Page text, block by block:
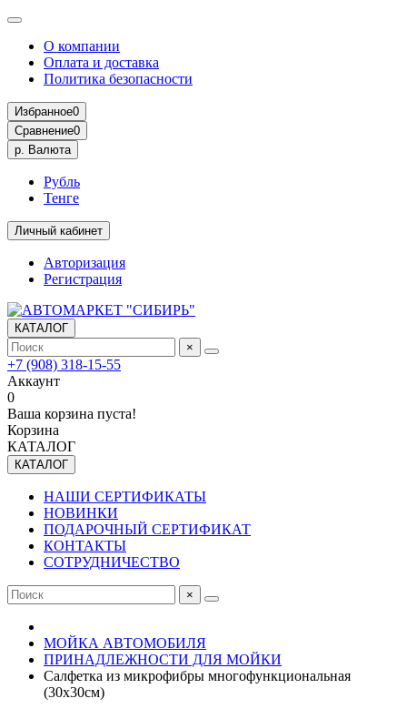
О компании
Оплата и доставка
Политика безопасности
Избранное0
Сравнение0
р. Валюта
Рубль
Тенге
Личный кабинет
Авторизация
Регистрация
КАТАЛОГ
×
+7 (908) 318-15-55
Аккаунт
0
Ваша корзина пуста!
Корзина
КАТАЛОГ
КАТАЛОГ
НАШИ СЕРТИФИКАТЫ
НОВИНКИ
ПОДАРОЧНЫЙ СЕРТИФИКАТ
КОНТАКТЫ
СОТРУДНИЧЕСТВО
×
МОЙКА АВТОМОБИЛЯ
ПРИНАДЛЕЖНОСТИ ДЛЯ МОЙКИ
Салфетка из микрофибры многофункциональная
(30х30см)